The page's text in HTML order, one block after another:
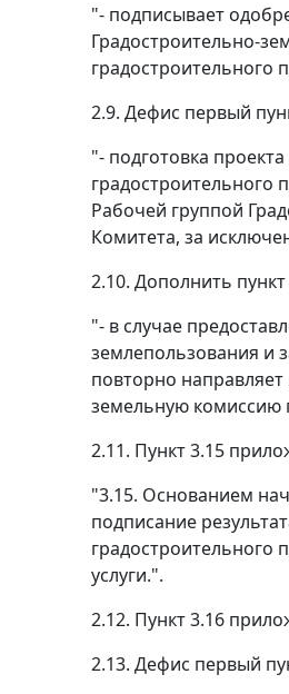
"- подписывает
Градостроительно-
градостроительного
2.9. Дефис первый
"- подготовка
градостроительного
Рабочей группой
Комитета, за
2.10. Дополнить
"- в случае
землепользования и
повторно
земельную комиссию
2.11. Пункт 3.15
"3.15. Основанием
подписание
градостроительного
услуги.".
2.12. Пункт 3.16
2.13. Дефис первый